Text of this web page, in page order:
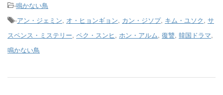
-鳴かない鳥
-アン・ジェミン, オ・ヒョンギョン, カン・ジソプ, キム・ユソク, サ
スペンス・ミステリー, ペク・スンヒ, ホン・アルム, 復讐, 韓国ドラマ,
鳴かない鳥